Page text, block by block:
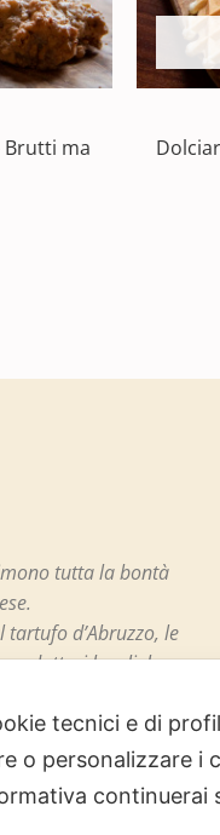
Brutti ma
tutta la bontà
d’Abruzzo, le
locali, le
tecnici e di
o personalizzare i
continuerai